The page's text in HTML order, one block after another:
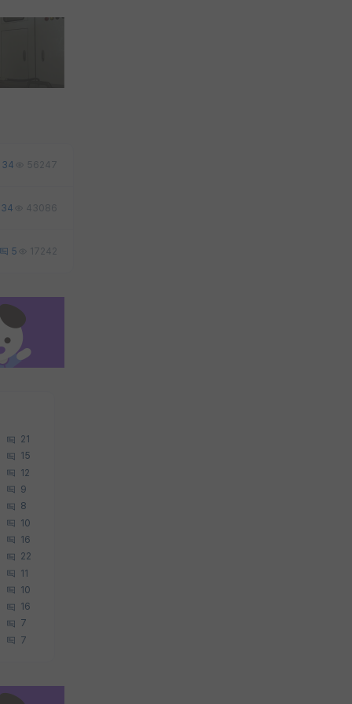
34 56247
34 43086
5 17242
21
15
12
9
8
10
16
22
11
10
16
7
7